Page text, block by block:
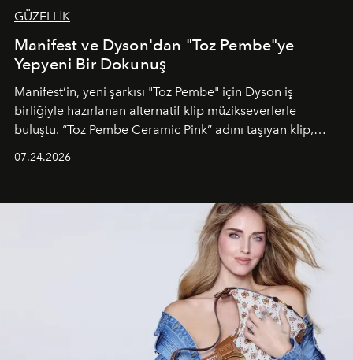
GÜZELLİK
Manifest ve Dyson'dan "Toz Pembe"ye
Yepyeni Bir Dokunuş
Manifest’in, yeni şarkısı "Toz Pembe" için Dyson iş
birliğiyle hazırlanan alternatif klip müzikseverlerle
buluştu. “Toz Pembe Ceramic Pink” adını taşıyan klip,
unsurlarından biri olarak öne çıkıyor.
07.24.2026